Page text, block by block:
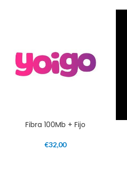
Fibra 100Mb + Fijo
€32,00